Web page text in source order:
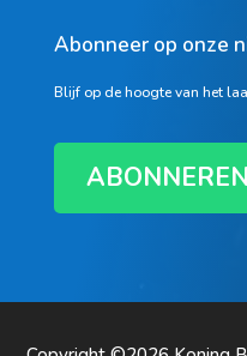
Abonneer op onze
Blijf op de hoogte van het
ABONNEREN